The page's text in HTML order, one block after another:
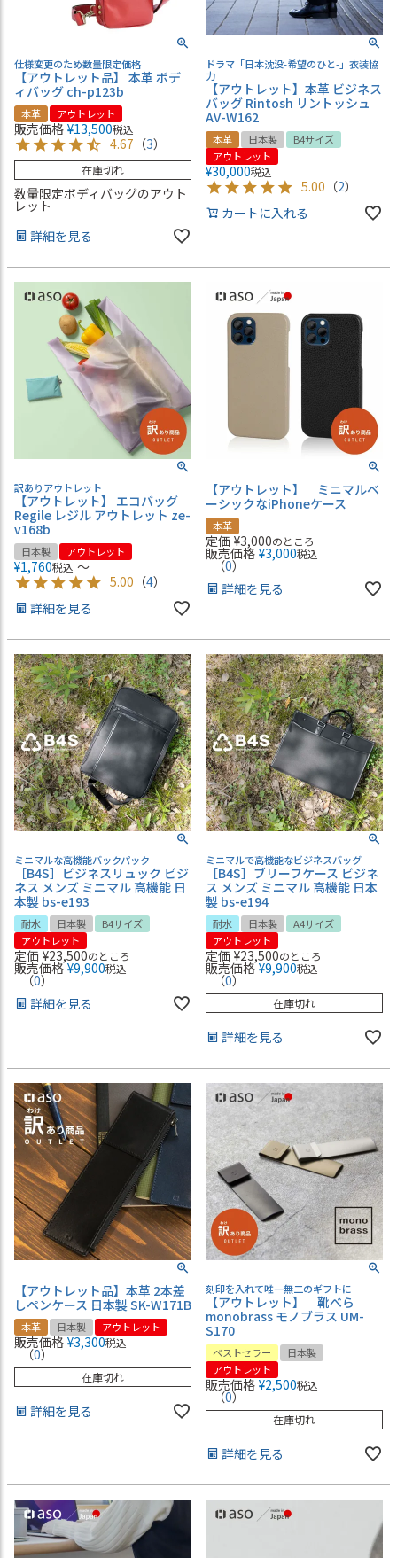
仕様変更のため数量限定価格
【アウトレット品】 本革 ボデ
ィバッグ ch-p123b
本革 アウトレット
販売価格 ¥13,500税込
4.67 （3）
在庫切れ
数量限定ボディバッグのアウト
レット
詳細を見る
ドラマ「日本沈没-希望のひと-」衣装協
力
【アウトレット】本革 ビジネス
バッグ Rintosh リントッシュ
AV-W162
本革 日本製
B4サイズ
アウトレット
¥30,000税込
5.00 （2）
カートに入れる
訳ありアウトレット
【アウトレット】 エコバッグ
Regile レジル アウトレット ze-
v168b
日本製 アウトレット
¥1,760税込 〜
5.00 （4）
詳細を見る
【アウトレット】 ミニマルベ
ーシックなiPhoneケース
本革
定価 ¥3,000のところ
販売価格 ¥3,000税込
（0）
詳細を見る
ミニマルな高機能バックパック
［B4S］ビジネスリュック ビジ
ネス メンズ ミニマル 高機能 日
本製 bs-e193
耐水 日本製
B4サイズ
アウトレット
定価 ¥23,500のところ
販売価格 ¥9,900税込
（0）
詳細を見る
ミニマルで高機能なビジネスバッグ
［B4S］ブリーフケース ビジネ
ス メンズ ミニマル 高機能 日本
製 bs-e194
耐水 日本製
A4サイズ
アウトレット
定価 ¥23,500のところ
販売価格 ¥9,900税込
（0）
在庫切れ
詳細を見る
【アウトレット品】本革 2本差
しペンケース 日本製 SK-W171B
本革 日本製 アウトレット
販売価格 ¥3,300税込
（0）
在庫切れ
詳細を見る
刻印を入れて唯一無二のギフトに
【アウトレット】 靴べら
monobrass モノブラス UM-
S170
ベストセラー
日本製
アウトレット
販売価格 ¥2,500税込
（0）
在庫切れ
詳細を見る